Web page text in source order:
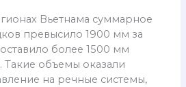
Вьетнама суммарное
превысило 1900 мм за
более 1500 мм
Такие объемы оказали
на речные системы,